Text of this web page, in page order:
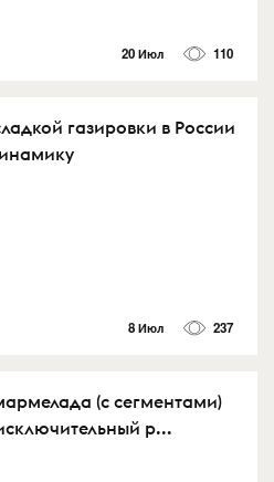
20 Июл 110
газировки в России
8 Июл 237
(с сегментами)
р...